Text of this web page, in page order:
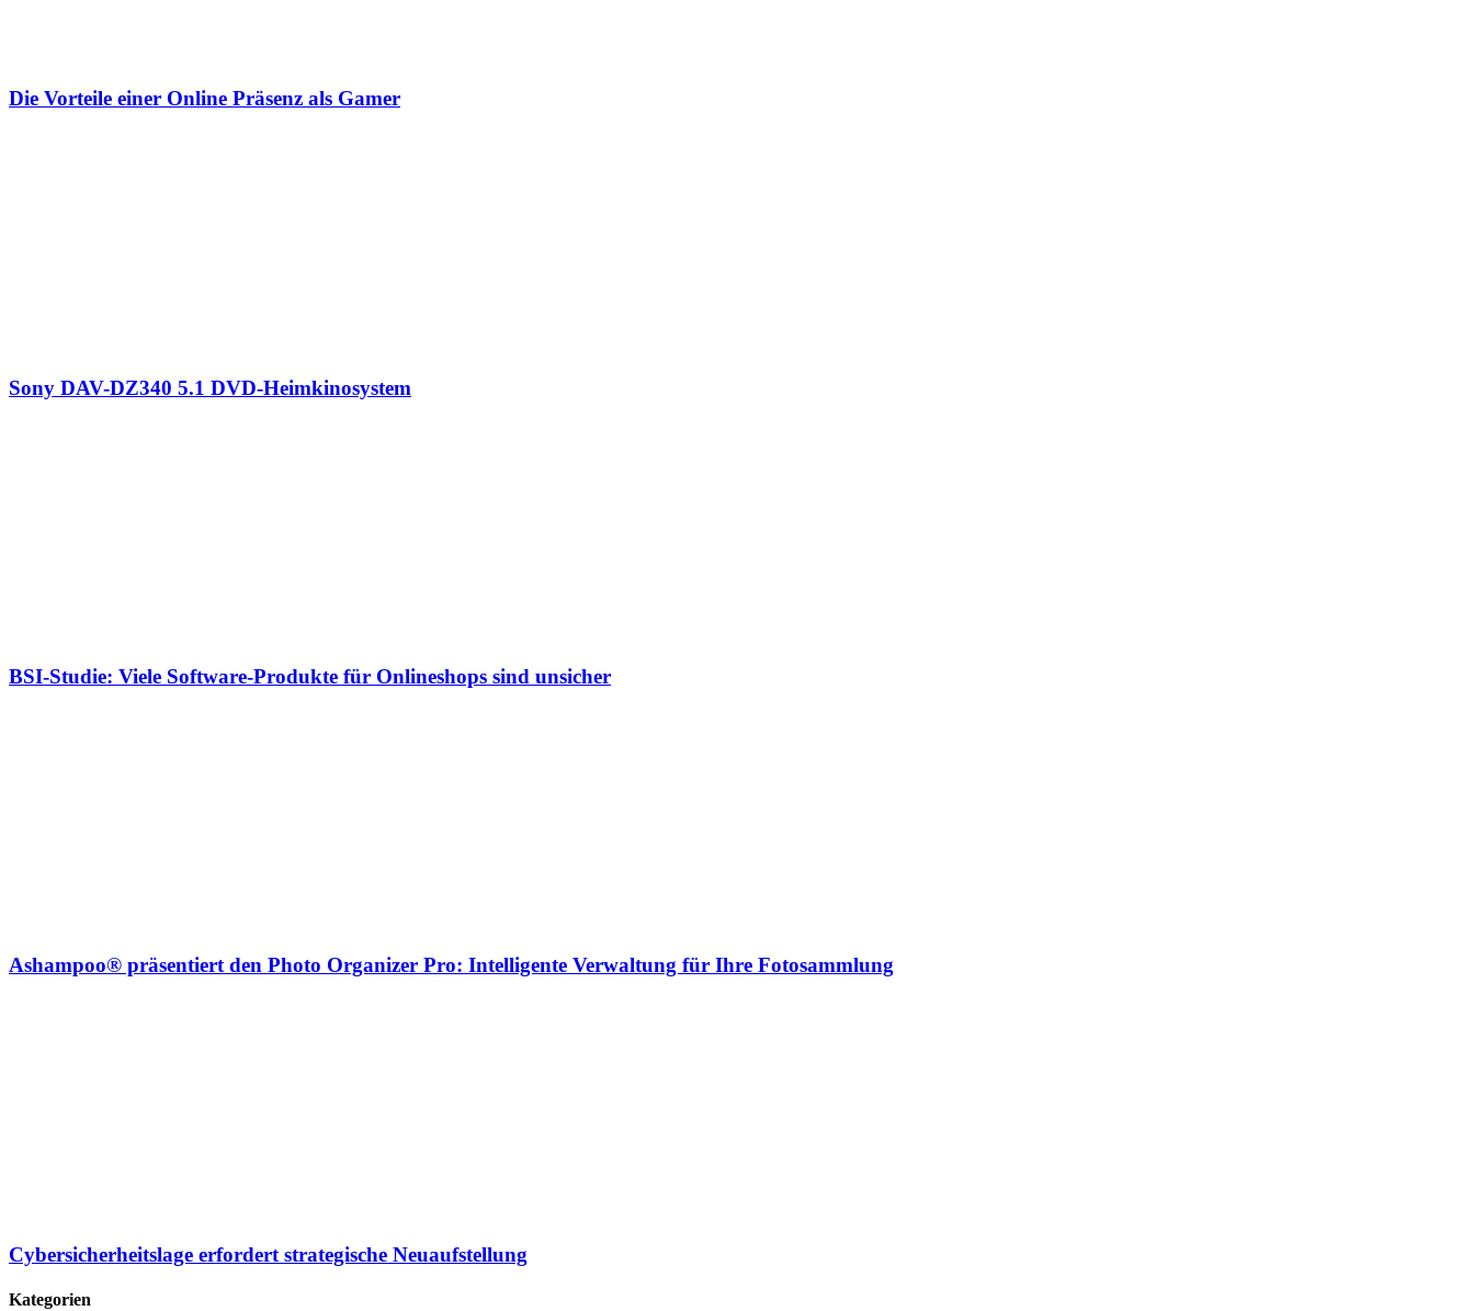
Die Vorteile einer Online Präsenz als Gamer
Sony DAV-DZ340 5.1 DVD-Heimkinosystem
BSI-Studie: Viele Software-Produkte für Onlineshops sind unsicher
Ashampoo® präsentiert den Photo Organizer Pro: Intelligente Verwaltung für Ihre Fotosammlung
Cybersicherheitslage erfordert strategische Neuaufstellung
Kategorien